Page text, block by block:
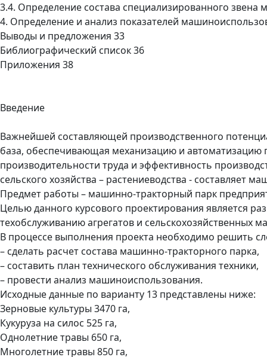
3.4. Определение состава специализированного звена
4. Определение и анализ показателей
Выводы и предложения 33
Библиографический список 36
Приложения 38
Введение
Важнейшей составляющей производственного
база, обеспечивающая механизацию и
производительности труда и эффективность
сельского хозяйства – растениеводства - составляет
Предмет работы – машинно-тракторный парк
Целью данного курсового проектирования является
техобслуживанию агрегатов и сельскохозяйственных
В процессе выполнения проекта необходимо решить
– сделать расчет состава машинно-тракторного парка,
– составить план технического обслуживания техники,
– провести анализ машиноиспользования.
Исходные данные по варианту 13 представлены ниже:
Зерновые культуры 3470 га,
Кукуруза на силос 525 га,
Однолетние травы 650 га,
Многолетние травы 850 га,